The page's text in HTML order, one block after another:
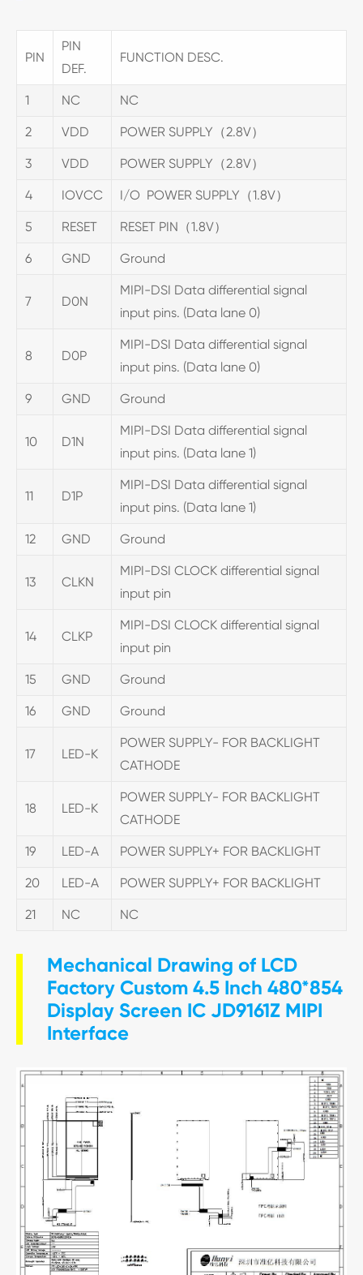
PIN
PIN
DEF.
FUNCTION DESC.
1 NC NC
2 VDD POWER SUPPLY（2.8V）
3 VDD POWER SUPPLY（2.8V）
4 IOVCC I/O POWER SUPPLY（1.8V）
5 RESET RESET PIN（1.8V）
6 GND Ground
7 D0N
MIPI-DSI Data differential signal
input pins. (Data lane 0)
8 D0P
MIPI-DSI Data differential signal
input pins. (Data lane 0)
9 GND Ground
10 D1N
MIPI-DSI Data differential signal
input pins. (Data lane 1)
11 D1P
MIPI-DSI Data differential signal
input pins. (Data lane 1)
12 GND Ground
13 CLKN
MIPI-DSI CLOCK differential signal
input pin
14 CLKP
MIPI-DSI CLOCK differential signal
input pin
15 GND Ground
16 GND Ground
17 LED-K
POWER SUPPLY- FOR BACKLIGHT
CATHODE
18 LED-K
POWER SUPPLY- FOR BACKLIGHT
CATHODE
19 LED-A POWER SUPPLY+ FOR BACKLIGHT
20 LED-A POWER SUPPLY+ FOR BACKLIGHT
21 NC NC
Mechanical Drawing of LCD
Factory Custom 4.5 Inch 480*854
Display Screen IC JD9161Z MIPI
Interface